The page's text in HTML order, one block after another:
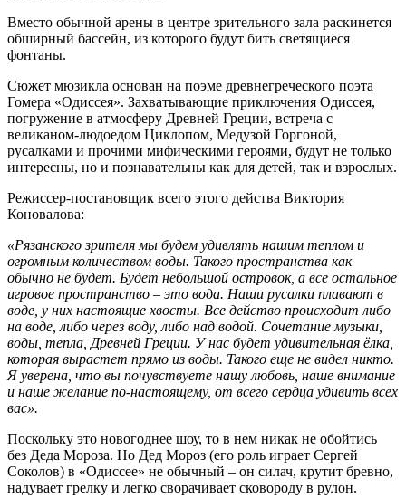
Вместо обычной арены в центре зрительного зала раскинется
обширный бассейн, из которого будут бить светящиеся
фонтаны.
Сюжет мюзикла основан на поэме древнегреческого поэта
Гомера «Одиссея». Захватывающие приключения Одиссея,
погружение в атмосферу Древней Греции, встреча с
великаном-людоедом Циклопом, Медузой Горгоной,
русалками и прочими мифическими героями, будут не только
интересны, но и познавательны как для детей, так и взрослых.
Режиссер-постановщик всего этого действа Виктория
Коновалова:
«Рязанского зрителя мы будем удивлять нашим теплом и
огромным количеством воды. Такого пространства как
обычно не будет. Будет небольшой островок, а все остальное
игровое пространство – это вода. Наши русалки плавают в
воде, у них настоящие хвосты. Все действо происходит либо
на воде, либо через воду, либо над водой. Сочетание музыки,
воды, тепла, Древней Греции. У нас будет удивительная ёлка,
которая вырастет прямо из воды. Такого еще не видел никто.
Я уверена, что вы почувствуете нашу любовь, наше внимание
и наше желание по-настоящему, от всего сердца удивить всех
вас».
Поскольку это новогоднее шоу, то в нем никак не обойтись
без Деда Мороза. Но Дед Мороз (его роль играет Сергей
Соколов) в «Одиссее» не обычный – он силач, крутит бревно,
надувает грелку и легко сворачивает сковороду в рулон.